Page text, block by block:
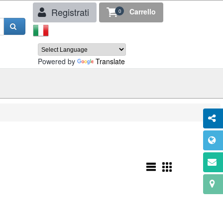
Registrati 0 Carrello
Powered by Translate